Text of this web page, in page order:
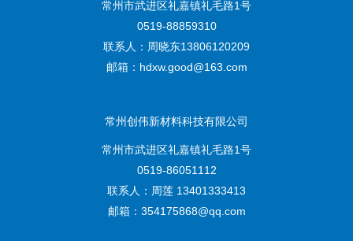
常州市武进区礼嘉镇礼毛路1号
0519-88859310
联系人：周晓东13806120209
邮箱：hdxw.good@163.com
常州创伟新材料科技有限公司
常州市武进区礼嘉镇礼毛路1号
0519-86051112
联系人：周莲 13401333413
邮箱：354175868@qq.com